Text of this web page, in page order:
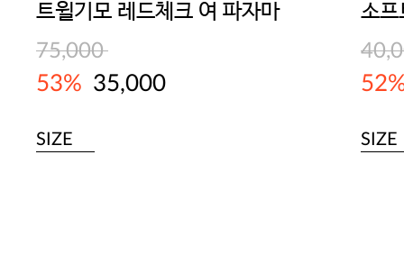
트윌기모 레드체크 여 파자마
75,000
53% 35,000
SIZE SIZE